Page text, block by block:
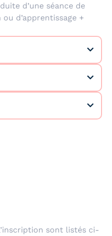
d’une séance de
d’apprentissage +
sont listés ci-